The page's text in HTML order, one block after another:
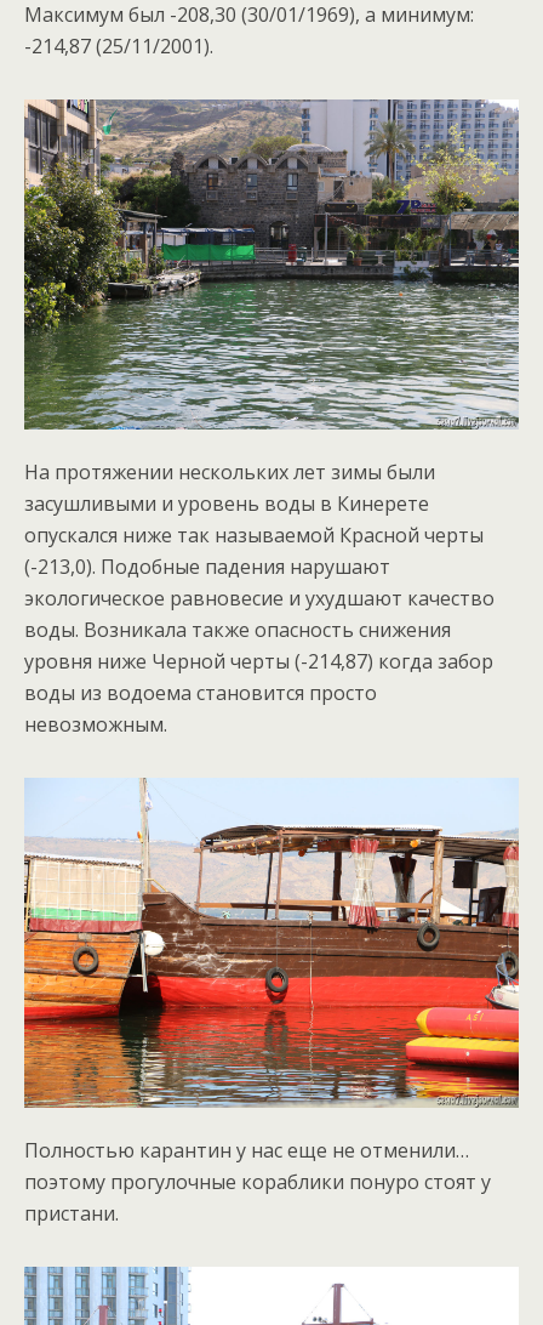
Максимум был -208,30 (30/01/1969), а минимум:
-214,87 (25/11/2001).
На протяжении нескольких лет зимы были
засушливыми и уровень воды в Кинерете
опускался ниже так называемой Красной черты
(-213,0). Подобные падения нарушают
экологическое равновесие и ухудшают качество
воды. Возникала также опасность снижения
уровня ниже Черной черты (-214,87) когда забор
воды из водоема становится просто
невозможным.
Полностью карантин у нас еще не отменили…
поэтому прогулочные кораблики понуро стоят у
пристани.